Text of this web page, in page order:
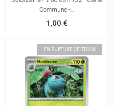
Commune -...
1,00 €
EN RUPTURE DE STOCK